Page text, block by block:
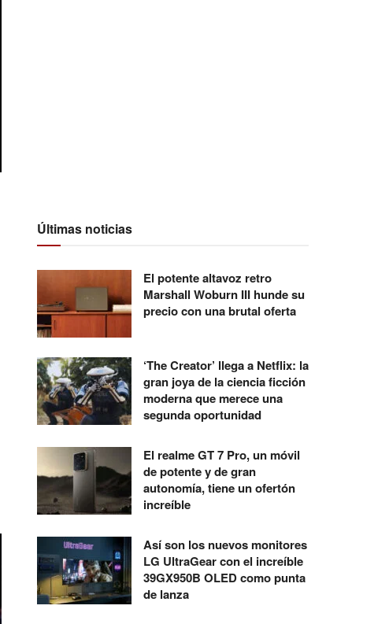
Últimas noticias
El potente altavoz retro
Marshall Woburn III hunde su
precio con una brutal oferta
‘The Creator’ llega a Netflix: la
gran joya de la ciencia ficción
moderna que merece una
segunda oportunidad
El realme GT 7 Pro, un móvil
de potente y de gran
autonomía, tiene un ofertón
increíble
Así son los nuevos monitores
LG UltraGear con el increíble
39GX950B OLED como punta
de lanza